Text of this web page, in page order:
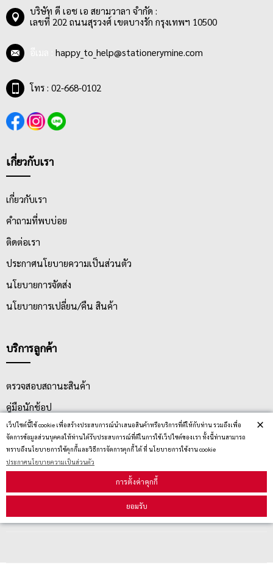
เว็ปไซต์นี้ใช้ cookie เพื่อสร้างประสบการณ์นำเสนอสินค้าหรือบริการที่ดีให้กับท่าน รวมถึงเพื่อ
จัดการข้อมูลส่วนบุคคลให้ท่านได้รับประสบการณ์ที่ดีในการใช้เว็ปไซต์ของเรา ทั้งนี้ท่านสามารถ
ทราบถึงนโยบายการใช้คุกกี้และวิธีการจัดการคุกกี้ ได้ ที่ นโยบายการใช้งาน cookie
ประกาศนโยบายความเป็นส่วนตัว
การตั้งค่าคุกกี้
ยอมรับ
×
สมุดวาดภาพระบายสีให้เหมาะกับสีที่ต้องการใช้ และเทคนิคต่างๆที่
ต้องการประยุกต์ลงบนผลงานที่วางแผนไว้
บริษัท ดี เอช เอ สยามวาลา จำกัด :
เลขที่ 202 ถนนสุรวงศ์ เขตบางรัก กรุงเทพฯ 10500
happy_to_help@stationerymine.com
โทร : 02-668-0102
เกี่ยวกับเรา
เกี่ยวกับเรา
คำถามที่พบบ่อย
ติดต่อเรา
ประกาศนโยบายความเป็นส่วนตัว
นโยบายการจัดส่ง
นโยบายการเปลี่ยน/คืน สินค้า
บริการลูกค้า
ตรวจสอบสถานะสินค้า
คู่มือนักช้อป
วิธีลบคุกกี้
สมัครรับข่าวสาร
รับข่าวสาร